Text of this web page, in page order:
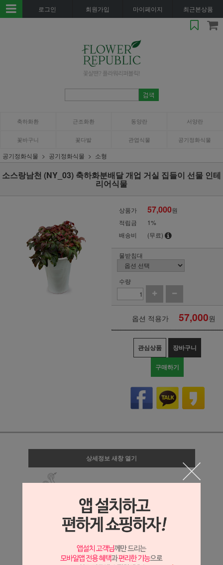
로그인 회원가입 마이페이지 최근본상품
축하화환 근조화환 동양란 서양란
꽃바구니 꽃다발 관엽식물 공기정화식물
공기정화식물 공기정화식물 소형
소스랑남천 (NY_03) 축하화분배달 개업 거실 집들이 선물 인테
리어식물
상품가 57,000원
적립금
1%
배송비
(무료)
물받침대
수량
옵션 적용가 57,000원
관심상품 장바구니
구매하기
상세정보 새창 열기